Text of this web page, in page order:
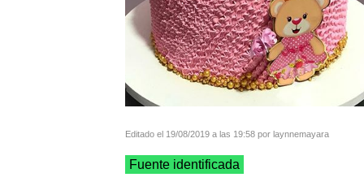
Editado el 19/08/2019 a las 19:58 por laynnemayara
Fuente identificada